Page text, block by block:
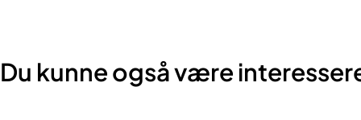
Du kunne også være